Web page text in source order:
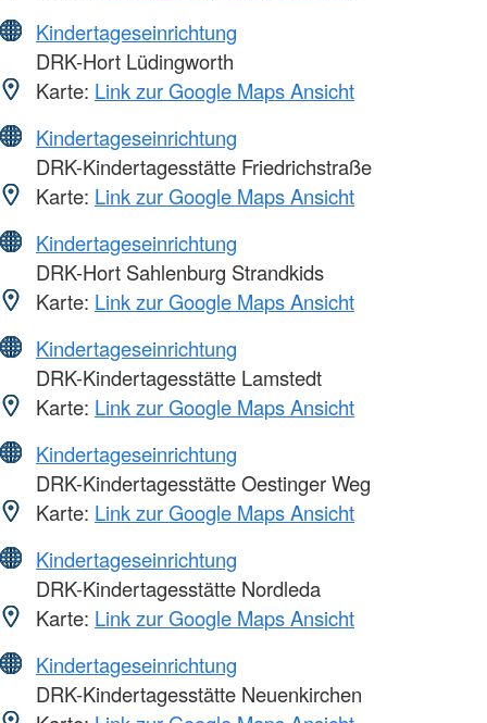
Kindertageseinrichtung
DRK-Hort Lüdingworth
Karte: Link zur Google Maps Ansicht
Kindertageseinrichtung
DRK-Kindertagesstätte Friedrichstraße
Karte: Link zur Google Maps Ansicht
Kindertageseinrichtung
DRK-Hort Sahlenburg Strandkids
Karte: Link zur Google Maps Ansicht
Kindertageseinrichtung
DRK-Kindertagesstätte Lamstedt
Karte: Link zur Google Maps Ansicht
Kindertageseinrichtung
DRK-Kindertagesstätte Oestinger Weg
Karte: Link zur Google Maps Ansicht
Kindertageseinrichtung
DRK-Kindertagesstätte Nordleda
Karte: Link zur Google Maps Ansicht
Kindertageseinrichtung
DRK-Kindertagesstätte Neuenkirchen